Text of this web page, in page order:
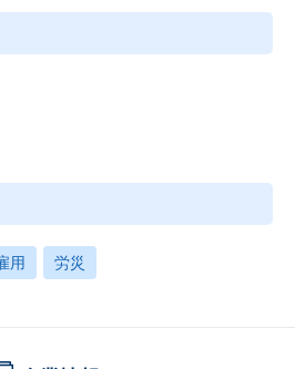
短時間勤務制度）
用 労災